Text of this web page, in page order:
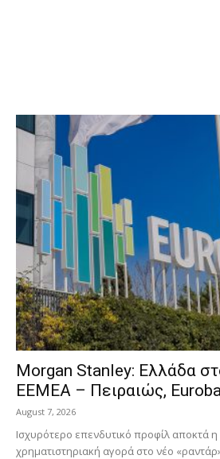
Morgan Stanley: Ελλάδα
EEMEA – Πειραιώς,
August 7, 2026
Ισχυρότερο επενδυτικό προφίλ αποκτά η
χρηματιστηριακή αγορά στο νέο